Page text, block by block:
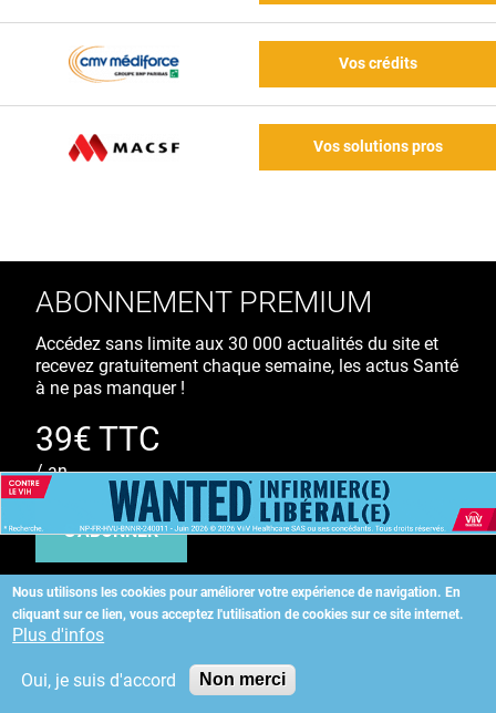
Vos crédits
Vos solutions pros
Nous utilisons les cookies pour améliorer votre expérience de navigation. En
cliquant sur ce lien, vous acceptez l'utilisation de cookies sur ce site internet.
Plus d'infos
Oui, je suis d'accord Non merci
ABONNEMENT PREMIUM
Accédez sans limite aux 30 000 actualités du site et
recevez gratuitement chaque semaine, les actus Santé
à ne pas manquer !
39€ TTC
/ an
S'ABONNER
Copyright©2026 ALLIEDHEALTH
KAURIWEB